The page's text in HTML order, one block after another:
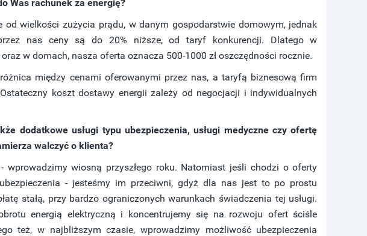
Was rachunek za energię?
od wielkości zużycia prądu, w danym gospodarstwie domowym, jednak
nas ceny są do 20% niższe, od taryf konkurencji. Dlatego w
w domach, nasza oferta oznacza 500-1000 zł oszczędności rocznie.
między cenami oferowanymi przez nas, a taryfą biznesową firm
koszt dostawy energii zależy od negocjacji i indywidualnych
dodatkowe usługi typu ubezpieczenia, usługi medyczne czy ofertę
walczyć o klienta?
wprowadzimy wiosną przyszłego roku. Natomiast jeśli chodzi o oferty
- jesteśmy im przeciwni, gdyż dla nas jest to po prostu
stałą, przy bardzo ograniczonych warunkach świadczenia tej usługi.
energią elektryczną i koncentrujemy się na rozwoju ofert ściśle
też, w najbliższym czasie, wprowadzimy możliwość ubezpieczenia